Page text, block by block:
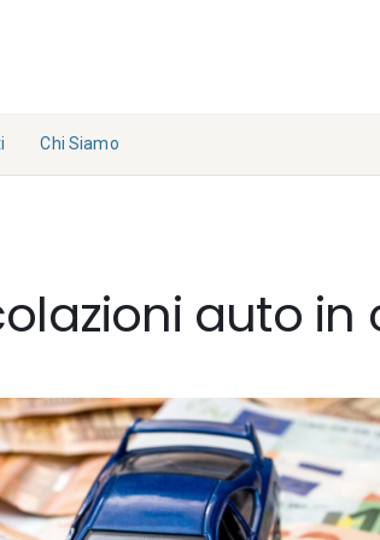
Chi Siamo
Collabo
ra con
Contat
ti
auto in